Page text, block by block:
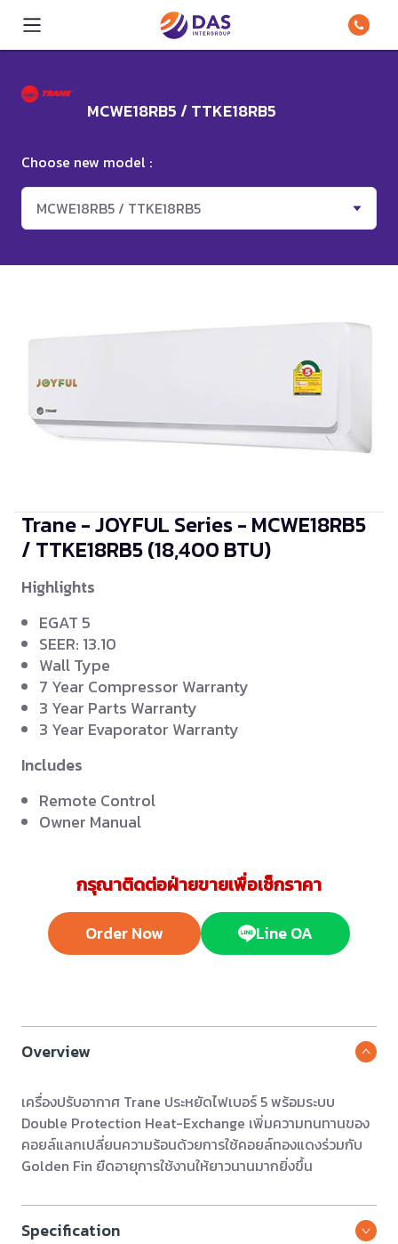
MCWE18RB5 / TTKE18RB5
Choose new model :
MCWE18RB5 / TTKE18RB5
Trane - JOYFUL Series - MCWE18RB5
/ TTKE18RB5(18,400 BTU)
Highlights
EGAT 5
SEER: 13.10
Wall Type
7 Year Compressor Warranty
3 Year Parts Warranty
3 Year Evaporator Warranty
Includes
Remote Control
Owner Manual
กรุณาติดต่อฝ่ายขายเพื่อเช็กราคา
Order Now Line OA
Overview
เครื่องปรับอากาศ Trane ประหยัดไฟเบอร์ 5 พร้อมระบบ
Double Protection Heat-Exchange เพิ่มความทนทานของ
คอยล์แลกเปลี่ยนความร้อนด้วยการใช้คอยล์ทองแดงร่วมกับ
Golden Fin ยืดอายุการใช้งานให้ยาวนานมากยิ่งขึ้น
Specification